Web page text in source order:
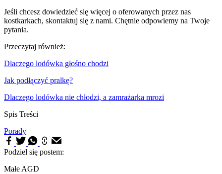
Jeśli chcesz dowiedzieć się więcej o oferowanych przez nas
kostkarkach, skontaktuj się z nami. Chętnie odpowiemy na Twoje
pytania.
Przeczytaj również:
Dlaczego lodówka głośno chodzi
Jak podłączyć pralkę?
Dlaczego lodówka nie chłodzi, a zamrażarka mrozi
Spis Treści
Porady
Podziel się postem:
Małe AGD